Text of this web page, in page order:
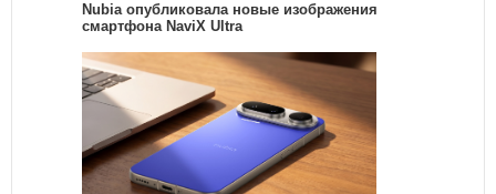
Nubia опубликовала новые изображения
смартфона NaviX Ultra